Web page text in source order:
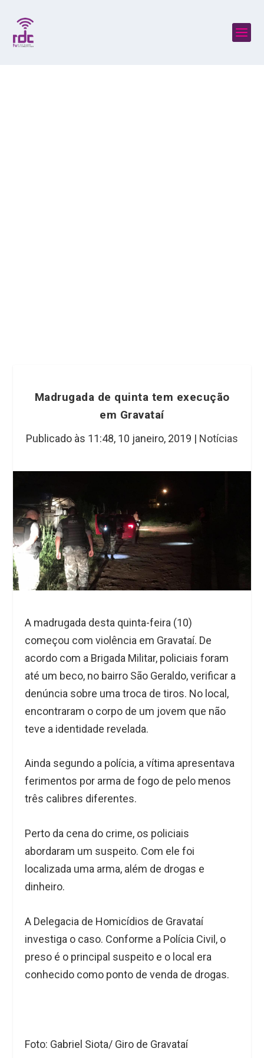
Madrugada de quinta tem execução
em Gravataí
Publicado às 11:48, 10 janeiro, 2019 | Notícias
A madrugada desta quinta-feira (10)
começou com violência em Gravataí. De
acordo com a Brigada Militar, policiais foram
até um beco, no bairro São Geraldo, verificar a
denúncia sobre uma troca de tiros. No local,
encontraram o corpo de um jovem que não
teve a identidade revelada.
Ainda segundo a polícia, a vítima apresentava
ferimentos por arma de fogo de pelo menos
três calibres diferentes.
Perto da cena do crime, os policiais
abordaram um suspeito. Com ele foi
localizada uma arma, além de drogas e
dinheiro.
A Delegacia de Homicídios de Gravataí
investiga o caso. Conforme a Polícia Civil, o
preso é o principal suspeito e o local era
conhecido como ponto de venda de drogas.
Foto: Gabriel Siota/ Giro de Gravataí